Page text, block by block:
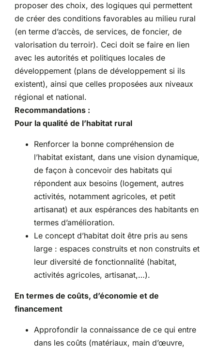
proposer des choix, des logiques qui permettent
de créer des conditions favorables au milieu rural
(en terme d’accès, de services, de foncier, de
valorisation du terroir). Ceci doit se faire en lien
avec les autorités et politiques locales de
développement (plans de développement si ils
existent), ainsi que celles proposées aux niveaux
régional et national.
Recommandations :
Pour la qualité de l’habitat rural
Renforcer la bonne compréhension de
l’habitat existant, dans une vision dynamique,
de façon à concevoir des habitats qui
répondent aux besoins (logement, autres
activités, notamment agricoles, et petit
artisanat) et aux espérances des habitants en
termes d’amélioration.
Le concept d’habitat doit être pris au sens
large : espaces construits et non construits et
leur diversité de fonctionnalité (habitat,
activités agricoles, artisanat,…).
En termes de coûts, d’économie et de
financement
Approfondir la connaissance de ce qui entre
dans les coûts (matériaux, main d’œuvre,